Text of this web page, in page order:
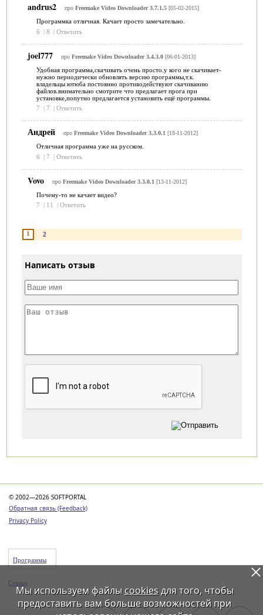
andrus2 про Freemake Video Downloader 3.7.1.5[05-02-2015]
Программка отличная. Качает просто замечательно.
6
| 8 | Ответить
joel777 про Freemake Video Downloader 3.4.3.0[06-01-2013]
Удобная программа,скачивать очень просто.у кого не скачивает-
нужно периодически обновлять версию программы,т.к.
владельцы ютюба постоянно противодействуют скачиванию
файлов.внимательно смотрите что предлагает прога при
установке,попутно предлагается установить ещё программы.
7
| 7 | Ответить
Андрей про Freemake Video Downloader 3.3.0.1 [18-11-2012]
Отличная программа уже на русском.
6
| 7 | Ответить
Vovo про Freemake Video Downloader 3.3.0.1 [13-11-2012]
Почему-то не качает видео?
7
| 11 | Ответить
1 2
Написать отзыв
© 2002—2026 SOFTPORTAL
Обратная связь (Feedback)
Privacy Policy
Программы
Статьи
Мы используем файлы cookiesдля того, чтобы
предоставить вам больше возможностей при